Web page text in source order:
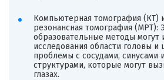
Компьютерная томография (КТ)
резонансная томография (МРТ):
образовательные методы могут
исследования области головы
проблемы с сосудами, синусами
структурами, которые могут
глазах.